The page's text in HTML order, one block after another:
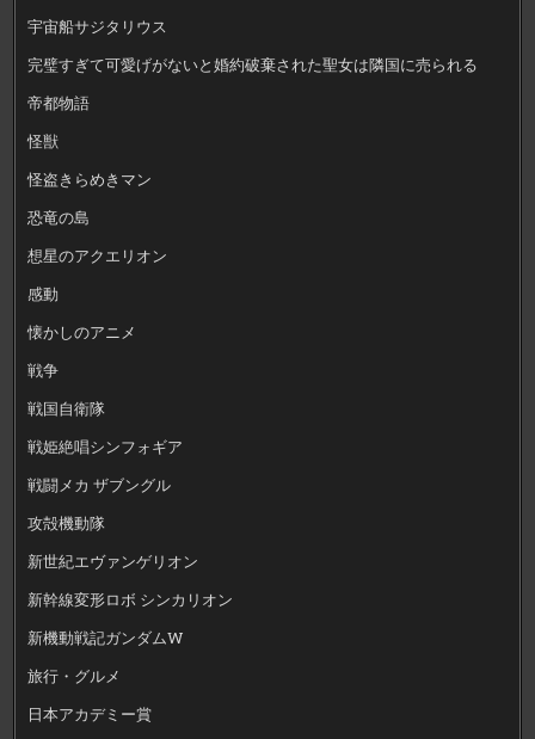
宇宙船サジタリウス
完璧すぎて可愛げがないと婚約破棄された聖女は隣国に売られる
帝都物語
怪獣
怪盗きらめきマン
恐竜の島
想星のアクエリオン
感動
懐かしのアニメ
戦争
戦国自衛隊
戦姫絶唱シンフォギア
戦闘メカ ザブングル
攻殻機動隊
新世紀エヴァンゲリオン
新幹線変形ロボ シンカリオン
新機動戦記ガンダムW
旅行・グルメ
日本アカデミー賞